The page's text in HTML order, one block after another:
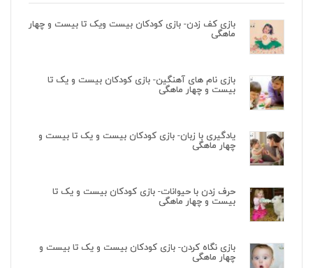
بازی کف زدن- بازی کودکان بیست ویک تا بیست و چهار
ماهگی
بازی نام های آهنگین- بازی کودکان بیست و یک تا
بیست و چهار ماهگی
یادگیری با زبان- بازی کودکان بیست و یک تا بیست و
چهار ماهگی
حرف زدن با حیوانات- بازی کودکان بیست و یک تا
بیست و چهار ماهگی
بازی نگاه کردن- بازی کودکان بیست و یک تا بیست و
چهار ماهگی